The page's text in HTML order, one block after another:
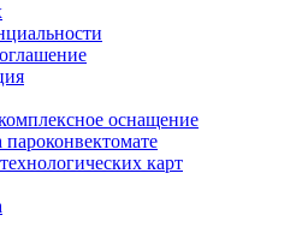
оснащение
карт